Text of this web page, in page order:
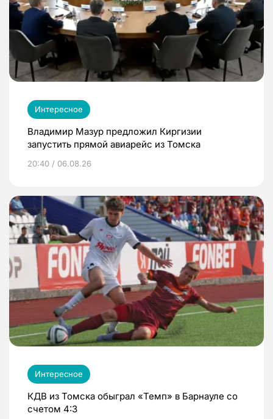
Интересное
Владимир Мазур предложил Киргизии
запустить прямой авиарейс из Томска
20:40 / 06.08.26
Интересное
КДВ из Томска обыграл «Темп» в Барнауле со
счетом 4:3